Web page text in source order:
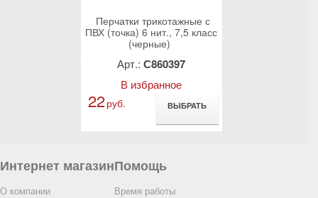
Перчатки трикотажные с
ПВХ (точка) 6 нит., 7,5 класс
(черные)
Арт.: С860397
В избранное
22руб. ВЫБРАТЬ
Интернет магазин
О компании
Помощь
Время работы